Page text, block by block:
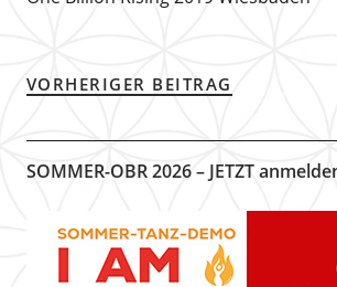
VORHERIGER BEITRAG
SOMMER-OBR 2026 – JETZT